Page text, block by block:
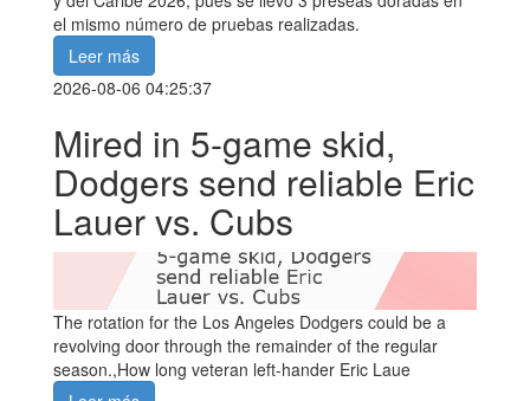
el mismo número de pruebas realizadas.
Leer más
2026-08-06 04:25:37
Mired in 5-game skid,
Dodgers send reliable Eric
Lauer vs. Cubs
The rotation for the Los Angeles Dodgers could be a
revolving door through the remainder of the regular
season.,How long veteran left-hander Eric Laue